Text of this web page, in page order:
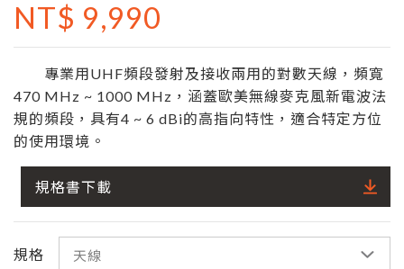
NT$ 9,990
專業用UHF頻段發射及接收兩用的對數天線，頻寬
470 MHz ~ 1000 MHz，涵蓋歐美無線麥克風新電波法
規的頻段，具有4 ~ 6 dBi的高指向特性，適合特定方位
的使用環境。
規格書下載
規格